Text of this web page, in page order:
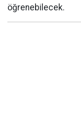
öğrenebilecek.